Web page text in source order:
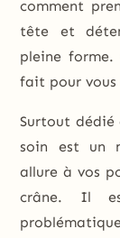
comment
tête et
pleine
fait pour vous
Surtout dédié
soin est un
allure à vos
crâne. Il